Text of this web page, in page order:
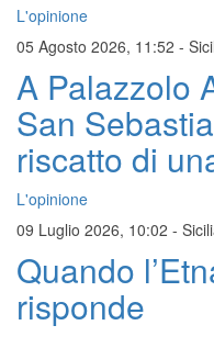
L'opinione
05 Agosto 2026, 11:52 -
A Palazzolo
San
riscatto di
L'opinione
09 Luglio 2026, 10:02 -
Quando
risponde